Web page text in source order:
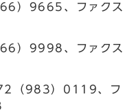
）9665、ファクス
）9998、ファクス
（983）0119、フ